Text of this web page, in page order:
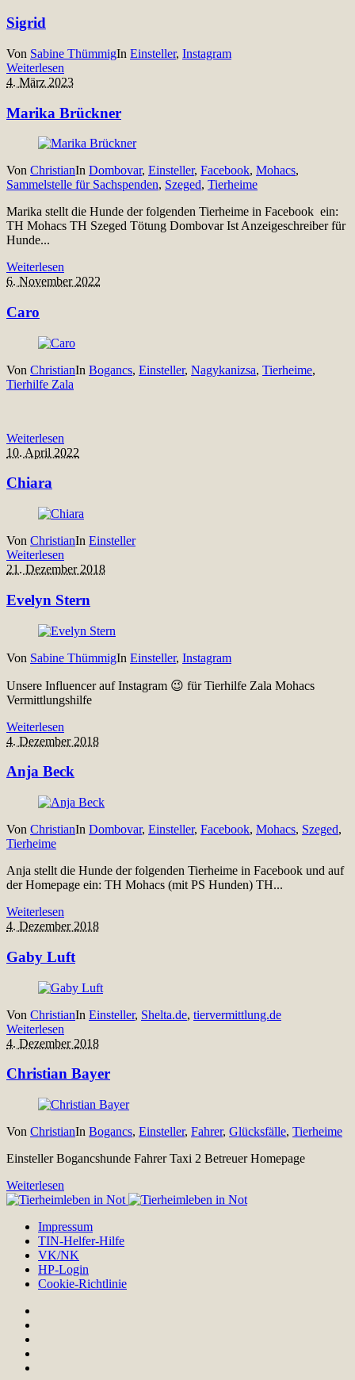
Sigrid
Von Sabine ThümmigIn Einsteller, Instagram
Weiterlesen
4. März 2023
Marika Brückner
Von ChristianIn Dombovar, Einsteller, Facebook, Mohacs,
Sammelstelle für Sachspenden, Szeged, Tierheime
Marika stellt die Hunde der folgenden Tierheime in Facebook ein:
TH Mohacs TH Szeged Tötung Dombovar Ist Anzeigeschreiber für
Hunde...
Weiterlesen
6. November 2022
Caro
Von ChristianIn Bogancs, Einsteller, Nagykanizsa, Tierheime,
Tierhilfe Zala
Weiterlesen
10. April 2022
Chiara
Von ChristianIn Einsteller
Weiterlesen
21. Dezember 2018
Evelyn Stern
Von Sabine ThümmigIn Einsteller, Instagram
Unsere Influencer auf Instagram 😉 für Tierhilfe Zala Mohacs
Vermittlungshilfe
Weiterlesen
4. Dezember 2018
Anja Beck
Von ChristianIn Dombovar, Einsteller, Facebook, Mohacs, Szeged,
Tierheime
Anja stellt die Hunde der folgenden Tierheime in Facebook und auf
der Homepage ein: TH Mohacs (mit PS Hunden) TH...
Weiterlesen
4. Dezember 2018
Gaby Luft
Von ChristianIn Einsteller, Shelta.de, tiervermittlung.de
Weiterlesen
4. Dezember 2018
Christian Bayer
Von ChristianIn Bogancs, Einsteller, Fahrer, Glücksfälle, Tierheime
Einsteller Bogancshunde Fahrer Taxi 2 Betreuer Homepage
Weiterlesen
Impressum
TIN-Helfer-Hilfe
VK/NK
HP-Login
Cookie-Richtlinie